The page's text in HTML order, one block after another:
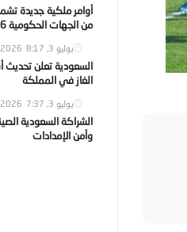
أوامر ملكية جديدة
من الجهات الحكومية 2026
يوليو 3, 2026 8:17
السعودية تعلن تحديث
الغاز في المملكة
يوليو 3, 2026 7:37
الشراكة السعودية
وأمن الإمدادات